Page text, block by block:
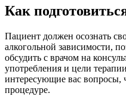
Как
Пациент должен осознать
алкогольной зависимости,
обсудить с врачом на
употребления и цели
интересующие вас вопросы,
процедуре.